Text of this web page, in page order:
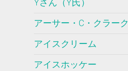
Yさん（Y氏）
アーサー・C・クラーク
アイスクリーム
アイスホッケー